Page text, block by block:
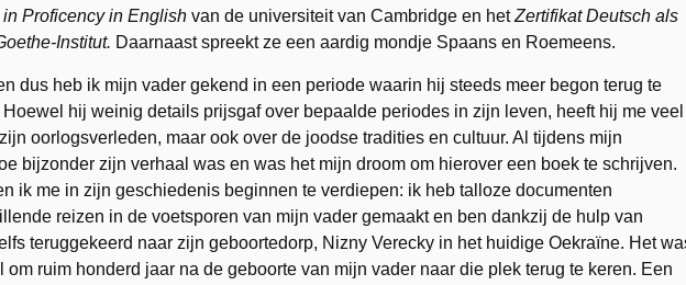
in Proficency in English van de universiteit van Cambridge en hetZertifikat Deutsch als
Institut. Daarnaast spreekt ze een aardig mondje Spaans en Roemeens.
dus heb ik mijn vader gekend in een periode waarin hij steeds meer begon terug te
hij weinig details prijsgaf over bepaalde periodes in zijn leven, heeft hij me veel
oorlogsverleden, maar ook over de joodse tradities en cultuur. Al tijdens mijn
bijzonder zijn verhaal was en was het mijn droom om hierover een boek te schrijven.
ik me in zijn geschiedenis beginnen te verdiepen: ik heb talloze documenten
reizen in de voetsporen van mijn vader gemaakt en ben dankzij de hulp van
teruggekeerd naar zijn geboortedorp, Nizny Verecky in het huidige Oekraïne. Het
ruim honderd jaar na de geboorte van mijn vader naar die plek terug te keren. Een